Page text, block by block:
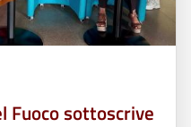
Fuoco sottoscrive